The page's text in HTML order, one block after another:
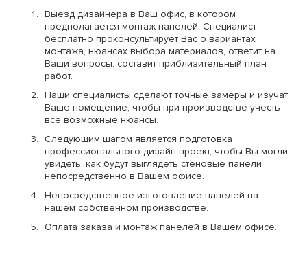
Выезд дизайнера в Ваш офис, в котором
предполагается монтаж панелей. Специалист
бесплатно проконсультирует Вас о вариантах
монтажа, нюансах выбора материалов, ответит на
Ваши вопросы, составит приблизительный план
работ.
Наши специалисты сделают точные замеры и изучат
Ваше помещение, чтобы при производстве учесть
все возможные нюансы.
Следующим шагом является подготовка
профессионального дизайн-проект, чтобы Вы могли
увидеть, как будут выглядеть стеновые панели
непосредственно в Вашем офисе.
Непосредственное изготовление панелей на
нашем собственном производстве.
Оплата заказа и монтаж панелей в Вашем офисе.